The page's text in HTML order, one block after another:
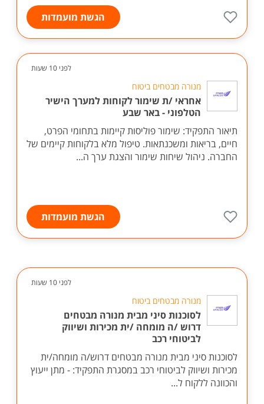
הגשת מועמדות
לפני 10 שעות
מנורה מבטחים ביטוח
אחראי /ת שימור לקוחות למערך הישיר
הטלפוני - באר שבע
תיאור התפקיד: שימור פוליסות קיימות בתחומי הפרט,
חיים, בריאות ומשכנתאות. טיפול מלא בלקוחות קיימים של
החברה. ניהול שיחות שימור והצגת ערך ה...
הגשת מועמדות
לפני 10 שעות
מנורה מבטחים ביטוח
לסוכנות סיני מבית מנורה מבטחים
דרוש /ה מומחה /ית מכירות ושיווק
לביטוחי רכב
לסוכנות סיני מבית מנורה מבטחים דרוש/ה מומחה/ית
מכירות ושיווק לביטוחי רכב במסגרת התפקיד: - מתן ייעוץ
והכוונה ללקוח ל...